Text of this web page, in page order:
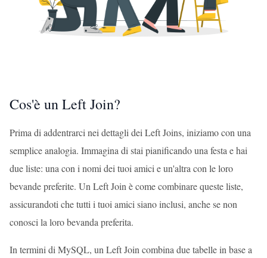
Cos'è un Left Join?
Prima di addentrarci nei dettagli dei Left Joins, iniziamo con una
semplice analogia. Immagina di stai pianificando una festa e hai
due liste: una con i nomi dei tuoi amici e un'altra con le loro
bevande preferite. Un Left Join è come combinare queste liste,
assicurandoti che tutti i tuoi amici siano inclusi, anche se non
conosci la loro bevanda preferita.
In termini di MySQL, un Left Join combina due tabelle in base a